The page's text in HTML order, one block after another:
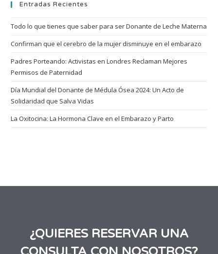
Entradas Recientes
Todo lo que tienes que saber para ser Donante de Leche Materna
Confirman que el cerebro de la mujer disminuye en el embarazo
Padres Porteando: Activistas en Londres Reclaman Mejores
Permisos de Paternidad
Día Mundial del Donante de Médula Ósea 2024: Un Acto de
Solidaridad que Salva Vidas
La Oxitocina: La Hormona Clave en el Embarazo y Parto
¿QUIERES RESERVAR UNA